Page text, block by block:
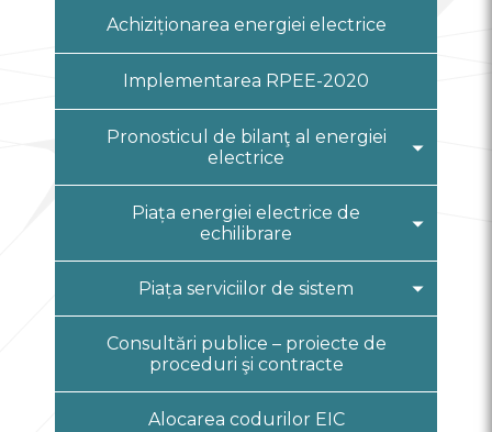
Achiziționarea energiei electrice
Implementarea RPEE-2020
Pronosticul de bilanţ al energiei
electrice
Balanţа lunară
Piața energiei electrice de
echilibrare
Informații generale
cadru
Rezultate pe Piața energiei
Piața serviciilor de sistem
Informații generale
Lista procedurilor și contractelor
Consultări publice – proiecte de
proceduri şi contracte
Alocarea codurilor EIC